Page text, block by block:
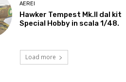
AEREI
Hawker Tempest Mk.II dal kit
Special Hobby in scala 1/48.
Load more